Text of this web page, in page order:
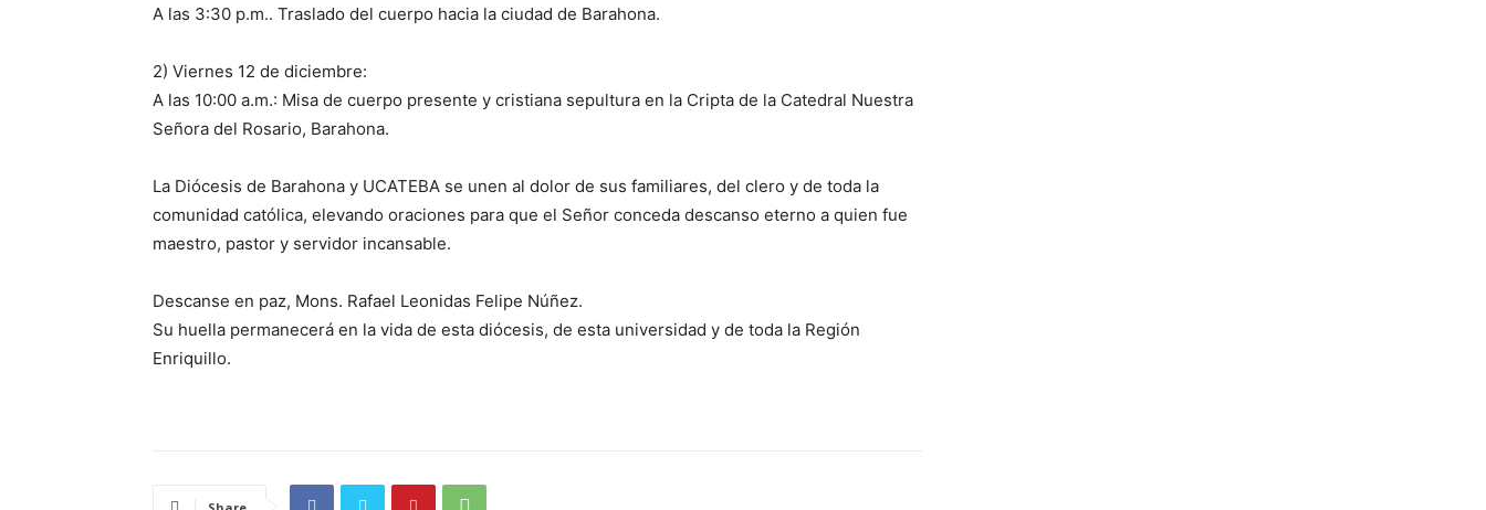
A las 3:30 p.m.. Traslado del cuerpo hacia la ciudad de Barahona.
2) Viernes 12 de diciembre:
A las 10:00 a.m.: Misa de cuerpo presente y cristiana sepultura en la Cripta de la Catedral Nuestra
Señora del Rosario, Barahona.
La Diócesis de Barahona y UCATEBA se unen al dolor de sus familiares, del clero y de toda la
comunidad católica, elevando oraciones para que el Señor conceda descanso eterno a quien fue
maestro, pastor y servidor incansable.
Descanse en paz, Mons. Rafael Leonidas Felipe Núñez.
Su huella permanecerá en la vida de esta diócesis, de esta universidad y de toda la Región
Enriquillo.